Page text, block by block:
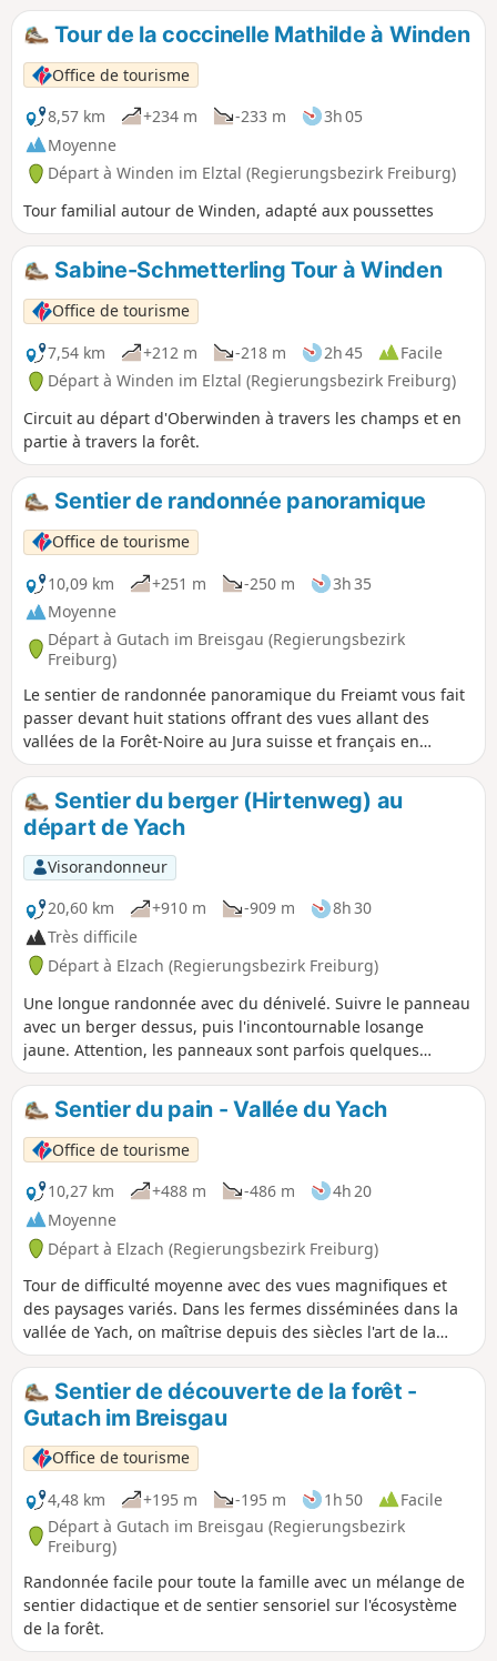
Tour de la coccinelle Mathilde à Winden
Office de tourisme
8,57 km
+234 m -233 m
3h 05
Moyenne
Départ à Winden im Elztal (Regierungsbezirk Freiburg)
Tour familial autour de Winden, adapté aux poussettes
Sabine-Schmetterling Tour à Winden
Office de tourisme
7,54 km
+212 m -218 m 2h 45
Facile
Départ à Winden im Elztal (Regierungsbezirk Freiburg)
Circuit au départ d'Oberwinden à travers les champs et en
partie à travers la forêt.
Sentier de randonnée panoramique
Office de tourisme
10,09 km
+251 m -250 m
3h 35
Moyenne
Départ à Gutach im Breisgau (Regierungsbezirk
Freiburg)
Le sentier de randonnée panoramique du Freiamt vous fait
passer devant huit stations offrant des vues allant des
vallées de la Forêt-Noire au Jura suisse et français en
passant par les Vosges.
Sentier du berger (Hirtenweg) au
départ de Yach
Visorandonneur
20,60 km
+910 m -909 m
8h 30
Très difficile
Départ à Elzach (Regierungsbezirk Freiburg)
Une longue randonnée avec du dénivelé. Suivre le panneau
avec un berger dessus, puis l'incontournable losange
jaune. Attention, les panneaux sont parfois quelques
dizaines de mètres après les carrefours, ouvrez l'oeil !
Sentier du pain - Vallée du Yach
Office de tourisme
10,27 km
+488 m -486 m
4h 20
Moyenne
Départ à Elzach (Regierungsbezirk Freiburg)
Tour de difficulté moyenne avec des vues magnifiques et
des paysages variés. Dans les fermes disséminées dans la
vallée de Yach, on maîtrise depuis des siècles l'art de la
fabrication du pain. Le sentier du pain, qui relie plusieurs
de ces fermes, commence au centre de Yach.
Sentier de découverte de la forêt -
Gutach im Breisgau
Office de tourisme
4,48 km
+195 m -195 m 1h 50
Facile
Départ à Gutach im Breisgau (Regierungsbezirk
Freiburg)
Randonnée facile pour toute la famille avec un mélange de
sentier didactique et de sentier sensoriel sur l'écosystème
de la forêt.